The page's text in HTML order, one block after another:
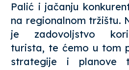
Palić i jačanju
na regionalnom tržištu.
je zadovoljstvo
turista, te ćemo u tom
strategije i planove